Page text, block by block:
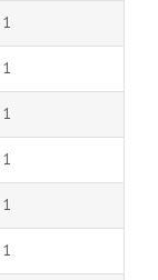
1
1
1
1
1
1